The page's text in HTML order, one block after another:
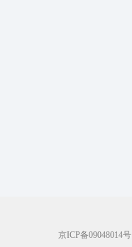
京ICP备09048014号